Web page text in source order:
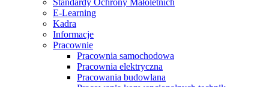
Standardy Ochrony Małoletnich
E-Learning
Kadra
Informacje
Pracownie
Pracownia samochodowa
Pracownia elektryczna
Pracowania budowlana